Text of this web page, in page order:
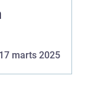
17 marts 2025